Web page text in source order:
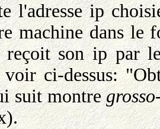
l'adresse ip
machine dans le
son ip par
ci-dessus:
suit montre